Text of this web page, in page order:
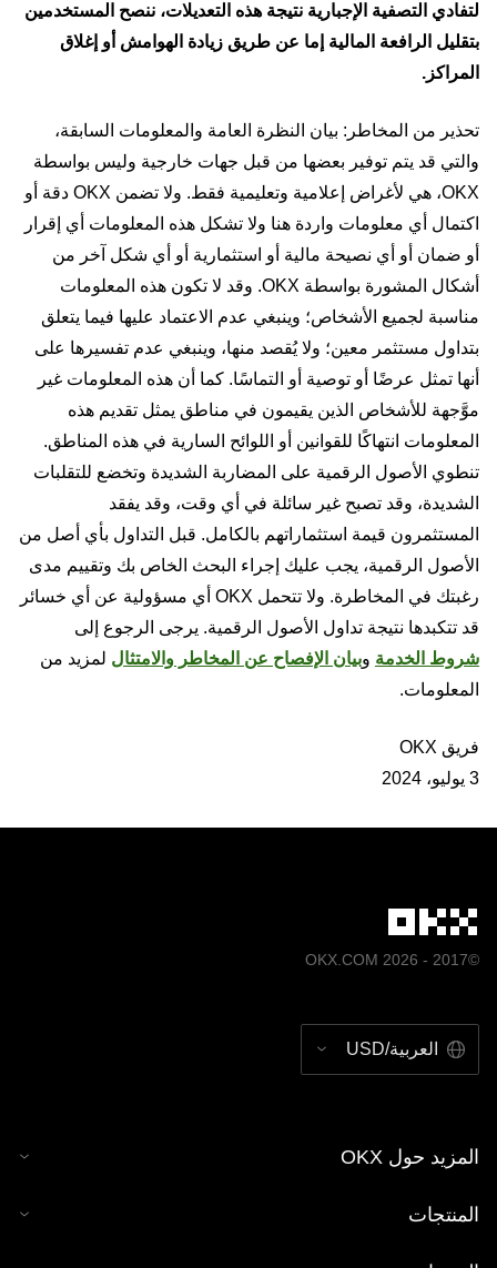
لتفادي التصفية الإجبارية نتيجة هذه التعديلات، ننصح المستخدمين
بتقليل الرافعة المالية إما عن طريق زيادة الهوامش أو إغلاق
المراكز.
تحذير من المخاطر: بيان النظرة العامة والمعلومات السابقة،
والتي قد يتم توفير بعضها من قبل جهات خارجية وليس بواسطة
OKX، هي لأغراض إعلامية وتعليمية فقط. ولا تضمن OKX دقة أو
اكتمال أي معلومات واردة هنا ولا تشكل هذه المعلومات أي إقرار
أو ضمان أو أي نصيحة مالية أو استثمارية أو أي شكل آخر من
أشكال المشورة بواسطة OKX. وقد لا تكون هذه المعلومات
مناسبة لجميع الأشخاص؛ وينبغي عدم الاعتماد عليها فيما يتعلق
بتداول مستثمر معين؛ ولا يُقصد منها، وينبغي عدم تفسيرها على
أنها تمثل عرضًا أو توصية أو التماسًا. كما أن هذه المعلومات غير
موَّجهة للأشخاص الذين يقيمون في مناطق يمثل تقديم هذه
المعلومات انتهاكًا للقوانين أو اللوائح السارية في هذه المناطق.
تنطوي الأصول الرقمية على المضاربة الشديدة وتخضع للتقلبات
الشديدة، وقد تصبح غير سائلة في أي وقت، وقد يفقد
المستثمرون قيمة استثماراتهم بالكامل. قبل التداول بأي أصل من
الأصول الرقمية، يجب عليك إجراء البحث الخاص بك وتقييم مدى
رغبتك في المخاطرة. ولا تتحمل OKX أي مسؤولية عن أي خسائر
قد تتكبدها نتيجة تداول الأصول الرقمية. يرجى الرجوع إلى
شروط الخدمة وبيان الإفصاح عن المخاطر والامتثال لمزيد من
المعلومات.
فريق OKX
3 يوليو، 2024
©2017 - 2026 OKX.COM
العربية/USD
المزيد حول OKX
المنتجات